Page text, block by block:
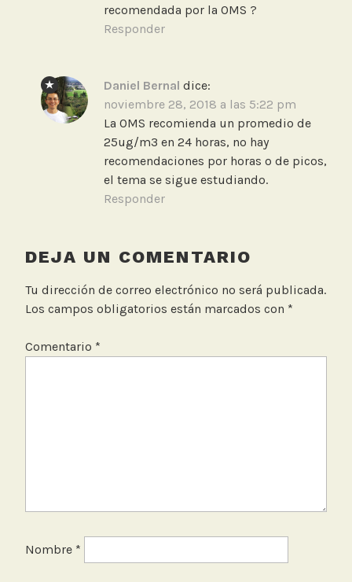
recomendada por la OMS ?
Responder
Daniel Bernal dice:
noviembre 28, 2018 a las 5:22 pm
La OMS recomienda un promedio de
25ug/m3 en 24 horas, no hay
recomendaciones por horas o de picos,
el tema se sigue estudiando.
Responder
DEJA UN COMENTARIO
Tu dirección de correo electrónico no será publicada.
Los campos obligatorios están marcados con *
Comentario *
Nombre *